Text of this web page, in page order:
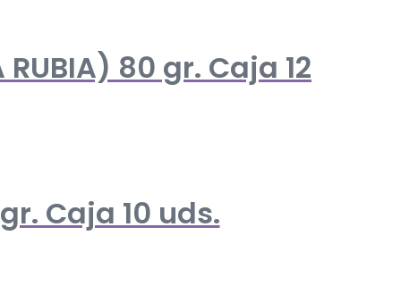
RUBIA) 80 gr. Caja 12
Caja 10 uds.